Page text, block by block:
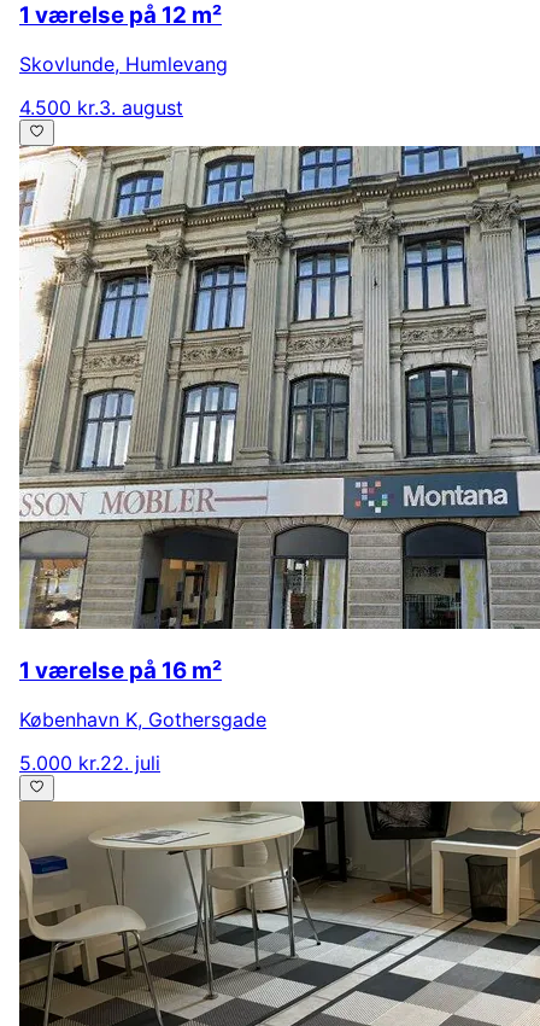
1 værelse på 12 m²
Skovlunde, Humlevang
4.500 kr.3. august
1 værelse på 16 m²
København K, Gothersgade
5.000 kr.22. juli